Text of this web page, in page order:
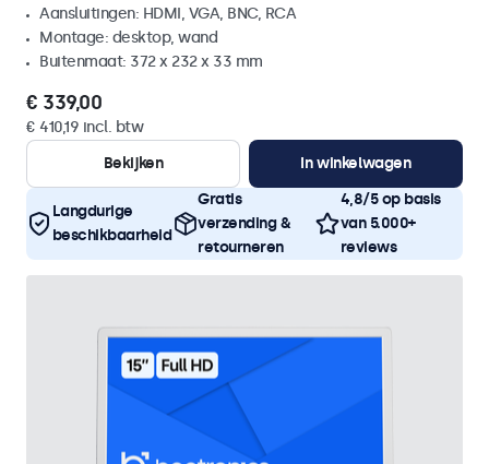
Aansluitingen: HDMI, VGA, BNC, RCA
Montage: desktop, wand
Buitenmaat: 372 x 232 x 33 mm
€ 339,00
€ 410,19 incl. btw
Bekijken
In winkelwagen
Langdurige
beschikbaarheid
Gratis
verzending &
retourneren
4,8/5 op basis
van 5.000+
reviews